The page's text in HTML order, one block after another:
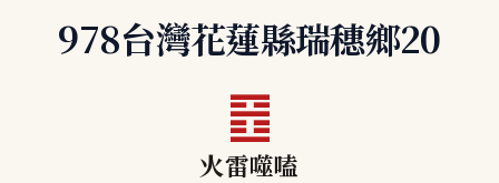
978台灣花蓮縣瑞穗鄉20
䷔
火雷噬嗑